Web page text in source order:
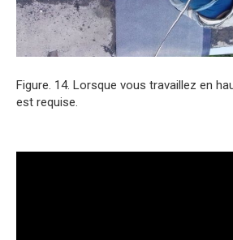
Figure. 14. Lorsque vous travaillez en
est requise.